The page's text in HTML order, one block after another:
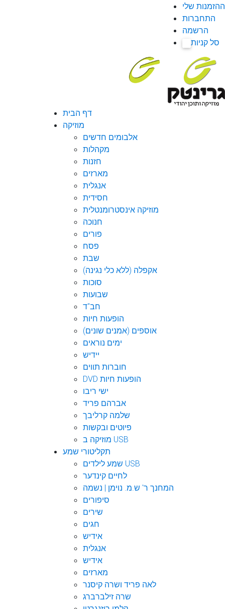
ההזמנות שלי
התחברות
הרשמה
סל קניות
דף הבית
מוזיקה
אלבומים חדשים
מקהלות
חזנות
מארזים
אנגלית
חסידית
מוזיקה אינסטרומנטלית
חנוכה
פורים
פסח
שבת
אקפלה (ללא כלי נגינה)
סוכות
שבועות
חב"ד
הופעות חיות
אוספים (אמנים שונים)
ימים נוראים
יידיש
חוברות תווים
DVD הופעות חיות
ישי ריבו
אברהם פריד
שלמה קרליבך
פיוטים ובקשות
מוזיקה ב USB
תקליטורי שמע
שמע לילדים USB
לחיים קינדער
המחנך ר' ש.מ. נוימן | נשמה
סיפורים
שירים
חגים
אידיש
אנגלית
אידיש
מארזים
לאה פריד ושרה קיסנר
שרה זילברברג